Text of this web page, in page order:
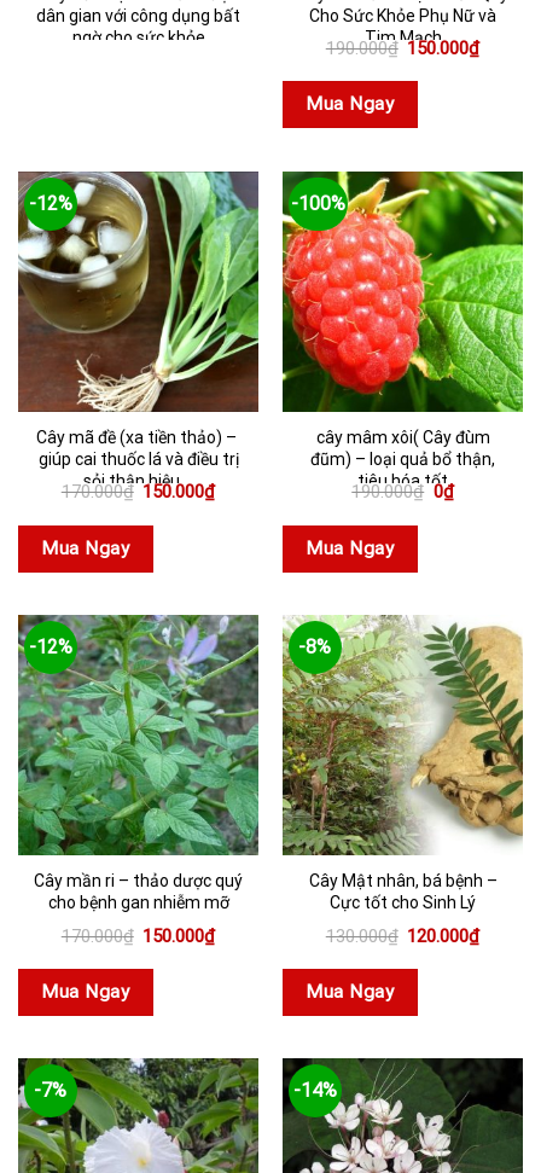
dân gian với công dụng bất
ngờ cho sức khỏe
Cho Sức Khỏe Phụ Nữ và
Tim Mạch
190.000₫ Giá
là:
150.000₫Giá
hiện
Mua Ngay
-12%
Cây mã đề (xa tiền thảo) –
giúp cai thuốc lá và điều trị
sỏi thận hiệu ...
170.000₫ Giá
là:
150.000₫Giá
hiện
Mua Ngay
-100%
cây mâm xôi( Cây đùm
đũm) – loại quả bổ thận,
tiêu hóa tốt
190.000₫ Giá
gốc
0₫Giá
hiện
Mua Ngay
-12%
Cây mần ri – thảo dược quý
cho bệnh gan nhiễm mỡ
170.000₫ Giá
gốc
là:
150.000₫Giá
hiện
Mua Ngay
-8%
Cây Mật nhân, bá bệnh –
Cực tốt cho Sinh Lý
130.000₫ Giá
gốc
là:
120.000₫Giá
hiện
Mua Ngay
-7% -14%